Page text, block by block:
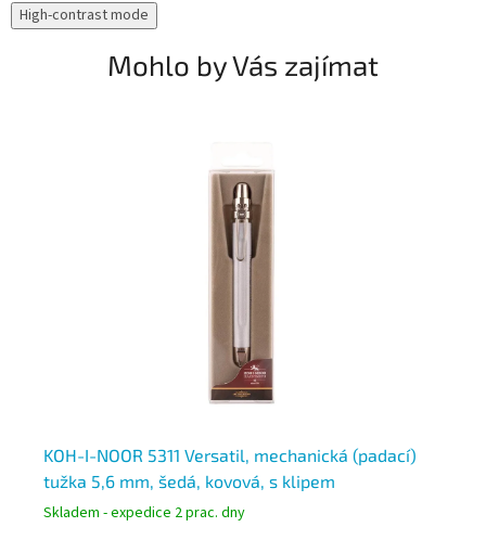
High-contrast mode
Mohlo by Vás zajímat
KOH-I-NOOR 5311 Versatil, mechanická (padací)
tužka 5,6 mm, šedá, kovová, s klipem
Skladem - expedice 2 prac. dny